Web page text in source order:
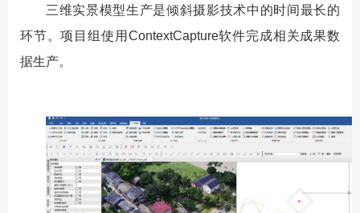
三维实景模型生产是倾斜摄影技术中的时间最长的
环节。项目组使用ContextCapture软件完成相关成果数
据生产。